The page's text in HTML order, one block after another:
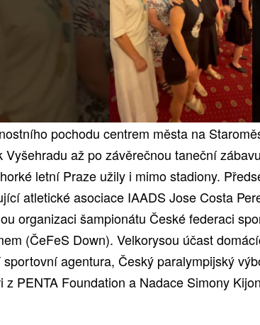
pochodu centrem města na
Vyšehradu až po závěrečnou taneční
letní Praze užily i mimo stadiony.
atletické asociace IAADS Jose Costa
organizaci šampionátu České federaci
(ČeFeS Down). Velkorysou účast
sportovní agentura, Český paralympijský
z PENTA Foundation a Nadace Simony